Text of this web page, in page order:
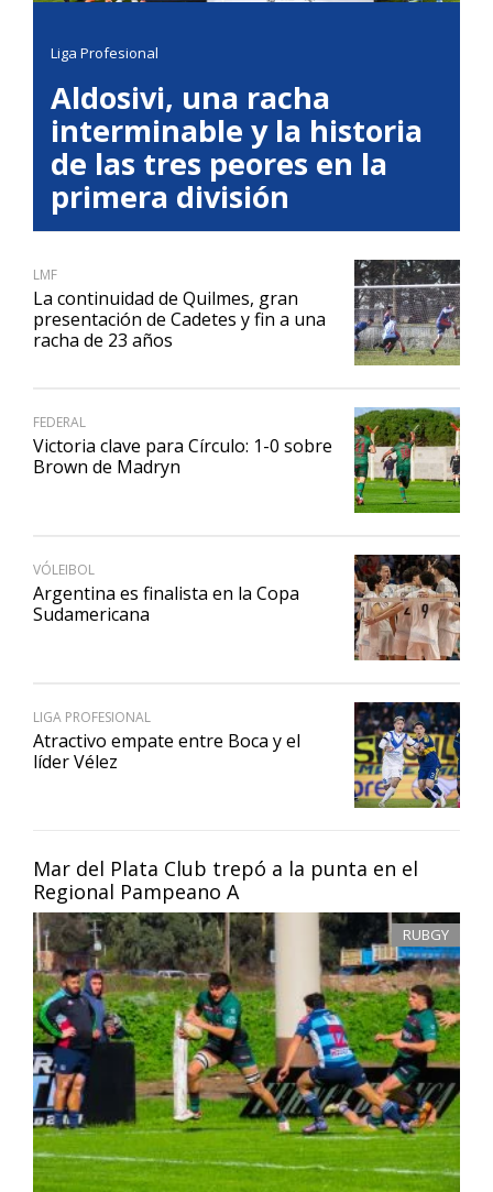
Mar del Plata Club trepó a la punta en el
Regional Pampeano A
RUBGY
Liga Profesional
Aldosivi, una racha
interminable y la historia
de las tres peores en la
primera división
LMF
La continuidad de Quilmes, gran
presentación de Cadetes y fin a una
racha de 23 años
FEDERAL
Victoria clave para Círculo: 1-0 sobre
Brown de Madryn
VÓLEIBOL
Argentina es finalista en la Copa
Sudamericana
LIGA PROFESIONAL
Atractivo empate entre Boca y el
líder Vélez